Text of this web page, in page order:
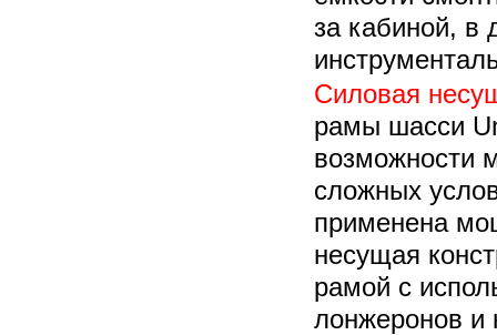
за кабиной, в
Силовая
рамы шасси
возможности
сложных
применена
несущая
рамой с
лонжеронов и